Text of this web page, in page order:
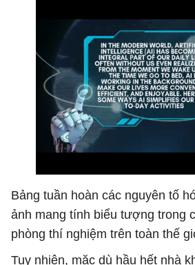
Bảng tuần hoàn các nguyên tố
ảnh mang tính biểu tượng trong
phòng thí nghiệm trên toàn thế
Tuy nhiên, mặc dù hầu hết nhà